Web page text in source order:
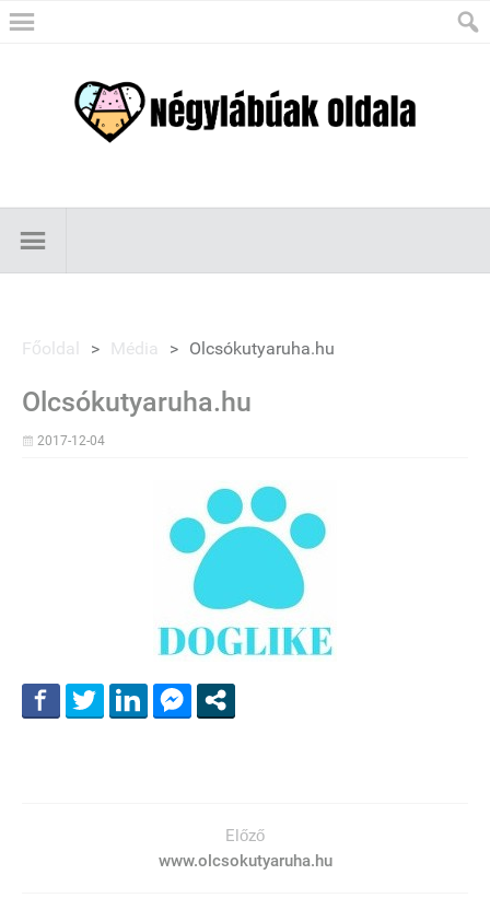
Főoldal > Média > Olcsókutyaruha.hu
Olcsókutyaruha.hu
2017-12-04
Előző
www.olcsokutyaruha.hu